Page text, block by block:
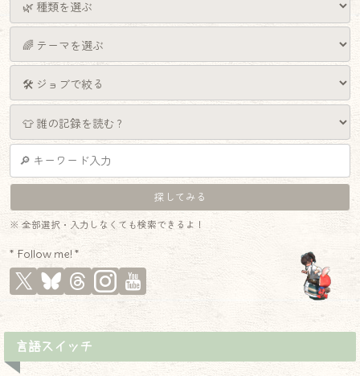
※ 全部選択・入力しなくても検索できるよ！
* Follow me! *
言語スイッチ